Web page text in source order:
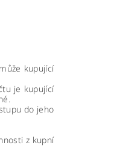
kupující
je kupující
do jeho
z kupní